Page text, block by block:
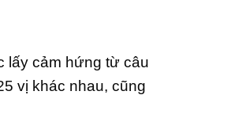
lấy cảm hứng từ câu
vị khác nhau, cũng